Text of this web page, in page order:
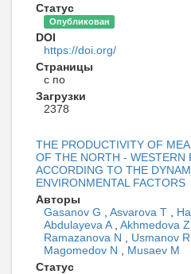
Статус
Опубликован
DOI
https://doi.org/
Страницы
с по
Загрузки
2378
THE PRODUCTIVITY OF
OF THE NORTH - WESTERN
ACCORDING TO THE
ENVIRONMENTAL FACTORS
Авторы
Gasanov G
Asvarova T
Abdulayeva A
Akhmedova Z
Ramazanova N
Usmanov R
Magomedov N
Musaev M
Статус